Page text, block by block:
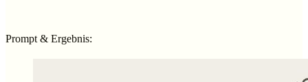
Prompt & Ergebnis: